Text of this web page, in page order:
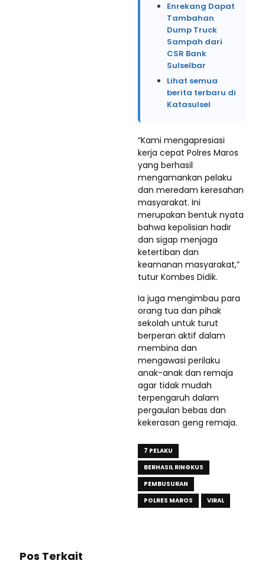
Enrekang Dapat
Tambahan
Dump Truck
Sampah dari
CSR Bank
Sulselbar
Lihat semua
berita terbaru di
Katasulsel
“Kami mengapresiasi
kerja cepat Polres Maros
yang berhasil
mengamankan pelaku
dan meredam keresahan
masyarakat. Ini
merupakan bentuk nyata
bahwa kepolisian hadir
dan sigap menjaga
ketertiban dan
keamanan masyarakat,”
tutur Kombes Didik.
Ia juga mengimbau para
orang tua dan pihak
sekolah untuk turut
berperan aktif dalam
membina dan
mengawasi perilaku
anak-anak dan remaja
agar tidak mudah
terpengaruh dalam
pergaulan bebas dan
kekerasan geng remaja.
7 PELAKU
BERHASIL RINGKUS
PEMBUSURAN
POLRES MAROS
VIRAL
Pos Terkait